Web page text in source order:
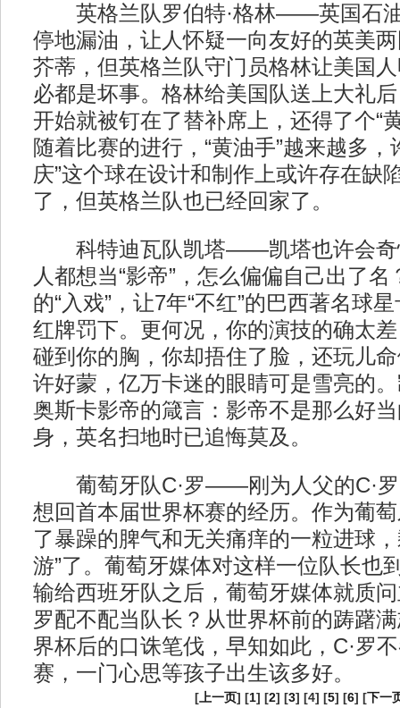
英格兰队罗伯特·格林——英国石油
停地漏油，让人怀疑一向友好的英美
芥蒂，但英格兰队守门员格林让美国
必都是坏事。格林给美国队送上大礼
开始就被钉在了替补席上，还得了个“
随着比赛的进行，“黄油手”越来越多，
庆”这个球在设计和制作上或许存在缺
了，但英格兰队也已经回家了。
科特迪瓦队凯塔——凯塔也许会奇
人都想当“影帝”，怎么偏偏自己出了
的“入戏”，让7年“不红”的巴西著名球
红牌罚下。更何况，你的演技的确太
碰到你的胸，你却捂住了脸，还玩儿
许好蒙，亿万卡迷的眼睛可是雪亮的
奥斯卡影帝的箴言：影帝不是那么好
身，英名扫地时已追悔莫及。
葡萄牙队C·罗——刚为人父的C·罗
想回首本届世界杯赛的经历。作为葡
了暴躁的脾气和无关痛痒的一粒进球
游”了。葡萄牙媒体对这样一位队长也
输给西班牙队之后，葡萄牙媒体就质
罗配不配当队长？从世界杯前的踌躇
界杯后的口诛笔伐，早知如此，C·罗
赛，一门心思等孩子出生该多好。
[ 上一页] [1] [2] [3] [4] [5] [6] [下一